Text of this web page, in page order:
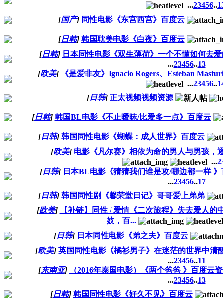
...23456..
[国产] 同性电影《东宫西宫》百度云
[日韩] 韩国耽美电影《白夜》百度云
[日韩] 日本同性电影《双生薄荷》一个不懂如何去
...23456..13
[欧美]
《是爱非友》Ignacio Rogers、Esteban
...23456..
[日韩] 正太视频视频资源
[日韩] 韩国BL电影《不止暧昧/比爱多一点》百度云
[日韩] 韩国同性电影《蝴蝶：成人世界》百度云
[欧美] 电影《凡尔赛》相依为命的男人与男孩，
...2
[日韩] 日本BL电影《猜猜我们谁是攻/哪边都一样 》
...23456..17
[日韩] 韩国同性剧《馨荣堂日记》哥哥爱上弟弟
[欧美]
【补链】同性 / 爱情《二次旅程》失去爱人
妓，百...
[日韩] 日本同性电影《弟之夫》百度云
[欧美] 英国同性电影《橘衫男子》在迷茫的世界中清
...23456..11
[东南亚]
（2016年泰国电影）《两个爸爸 》百度云
...23456..13
[日韩] 韩国同性电影《好久不见》百度云